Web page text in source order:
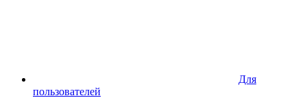
Для
пользователей